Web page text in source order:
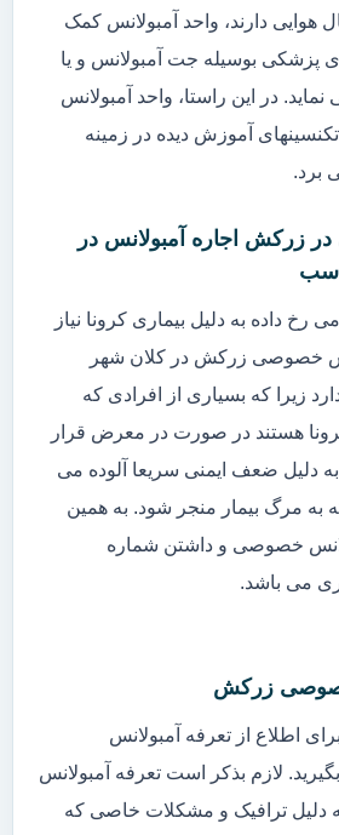
هوایی دارند، واحد آمبولانس کمک
پزشکی بوسیله جت آمبولانس و یا
در این راستا، واحد آمبولانس
آموزش دیده در زمینه
برد.
زرکش اجاره آمبولانس در
رخ داده به دلیل بیماری کرونا نیاز
خصوصی زرکش در کلان شهر
زیرا که بسیاری از افرادی که
هستند در صورت در معرض قرار
دلیل ضعف ایمنی سریعا آلوده می
مرگ بیمار منجر شود. به همین
خصوصی و داشتن شماره
می باشد.
خصوصی زرکش
اطلاع از تعرفه آمبولانس
لازم بذکر است تعرفه آمبولانس
ترافیک و مشکلات خاصی که